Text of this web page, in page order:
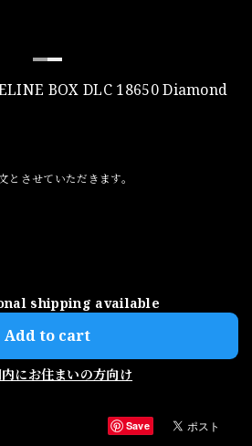
BOX DLC 18650 Diamond
させていただきます。
shipping available
Add to cart
にお住まいの方向け
Save